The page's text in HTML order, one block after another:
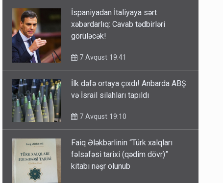
İspaniyadan İtaliyaya sərt
xəbərdarlıq: Cavab tədbirləri
görüləcək!
7 Avqust 19:41
İlk dəfə ortaya çıxdı! Anbarda ABŞ
və İsrail silahları tapıldı
7 Avqust 19:10
Faiq Ələkbərlinin “Türk xalqları
fəlsəfəsi tarixi (qədim dövr)”
kitabı nəşr olunub